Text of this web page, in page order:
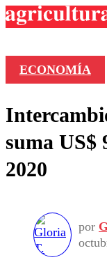
ECONOMÍA
suma US$
2020
por